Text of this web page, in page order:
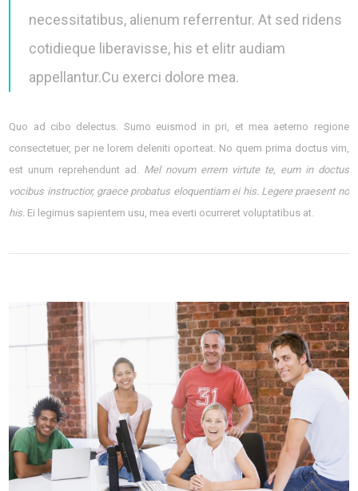
necessitatibus, alienum referrentur. At sed ridens
cotidieque liberavisse, his et elitr audiam
appellantur.Cu exerci dolore mea.
Quo ad cibo delectus. Sumo euismod in pri, et mea aeterno regione
consectetuer, per ne lorem deleniti oporteat. No quem prima doctus vim,
est unum reprehendunt ad. Mel novum errem virtute te, eum in doctus
vocibus instructior, graece probatus eloquentiam ei his. Legere praesent no
his. Ei legimus sapientem usu, mea everti ocurreret voluptatibus at.